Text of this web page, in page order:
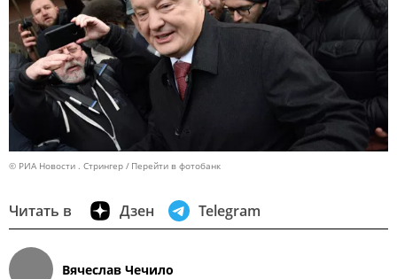
© РИА Новости . Стрингер Перейти в фотобанк
Читать в Дзен Telegram
Вячеслав Чечило